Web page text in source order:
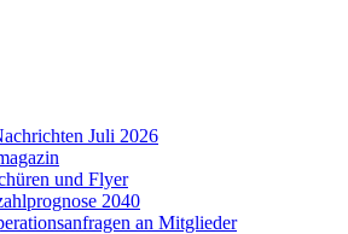
Juli 2026
und Flyer
2040
an Mitglieder